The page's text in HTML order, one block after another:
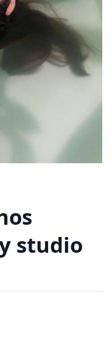
studio